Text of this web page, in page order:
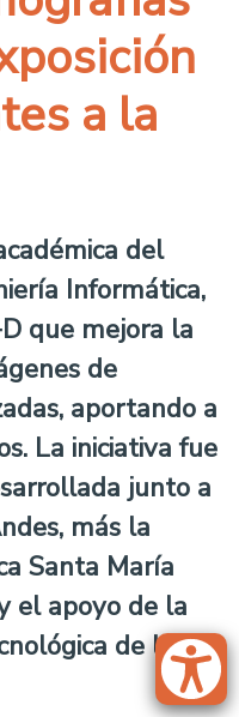
a la
del
Informática,
que mejora la
de
aportando a
La iniciativa fue
junto a
más la
Santa María
el apoyo de la
de la